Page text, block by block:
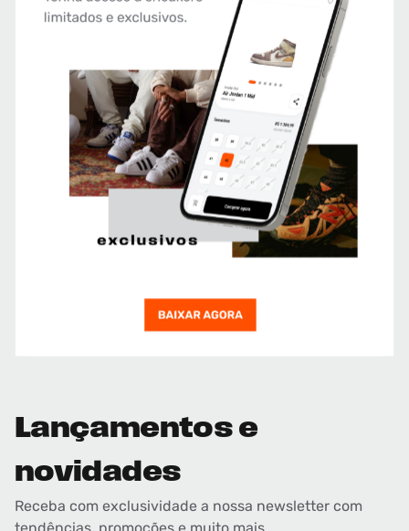
Lançamentos e
novidades
Receba com exclusividade a nossa newsletter com